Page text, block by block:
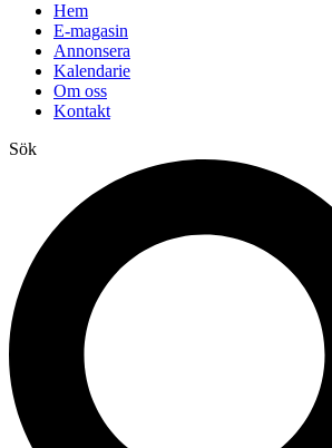
Hem
E-magasin
Annonsera
Kalendarie
Om oss
Kontakt
Sök